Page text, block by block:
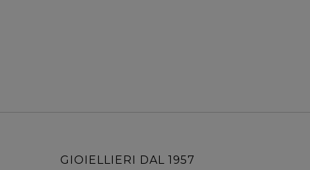
GIOIELLIERI DAL 1957